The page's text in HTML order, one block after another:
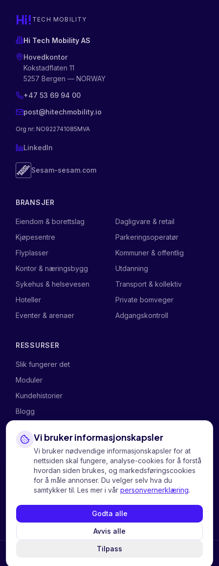
Vi bruker informasjonskapsler
Vi bruker nødvendige informasjonskapsler for at
nettsiden skal fungere, analyse-cookies for å forstå
hvordan siden brukes, og markedsføringscookies
for å måle annonser. Du velger selv hva du
samtykker til. Les mer i vår personvernerklæring.
Tilpass
Avvis alle
Godta alle
Hi! TECH MOBILITY
Hi Tech Mobility AS
Hovedkontor
Kokstadflaten 11
5257 Bergen — NORWAY
+47 53 69 94 00
post@hitechmobility.io
Org nr: NO922741085MVA
LinkedIn
Sesam-sesam.com
BRANSJER
Eiendom & borettslag
Kjøpesentre
Flyplasser
Kontor & næringsbygg
Sykehus & helsevesen
Hoteller
Eventer & arenaer
Dagligvare & retail
Parkeringsoperatør
Kommuner & offentlig
Utdanning
Transport & kollektiv
Private bomveger
Adgangskontroll
RESSURSER
Slik fungerer det
Moduler
Kundehistorier
Blogg
SELSKAPET
Om oss
Kontakt oss
Personvern
Informasjonskapsler